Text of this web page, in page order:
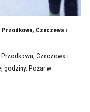
Czeczewa i
Czeczewa i
godziny. Pożar w